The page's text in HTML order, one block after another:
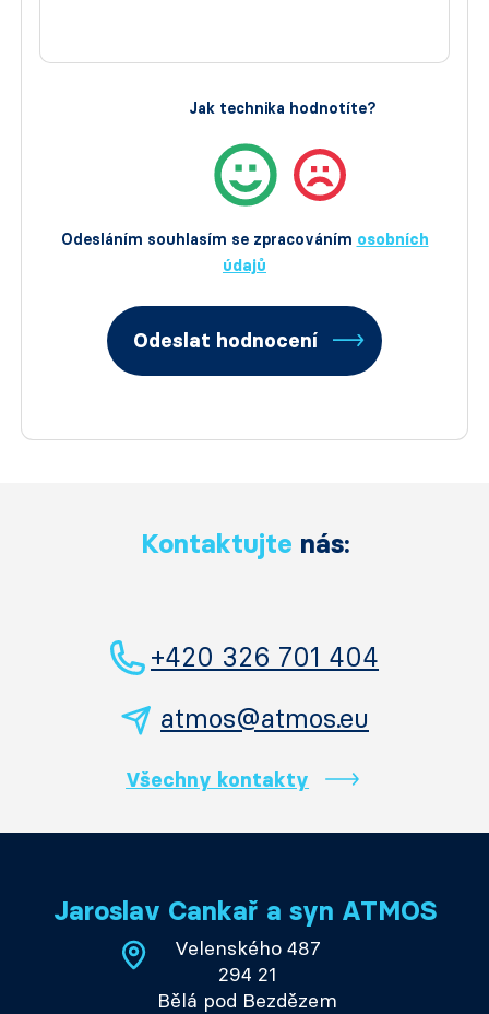
Odesláním souhlasím se zpracováním osobních
údajů
Jak technika hodnotíte?
Odeslat hodnocení
Kontaktujte nás:
+420 326 701 404
atmos@atmos.eu
Všechny kontakty
Jaroslav Cankař a syn ATMOS
Velenského 487
294 21
Bělá pod Bezdězem